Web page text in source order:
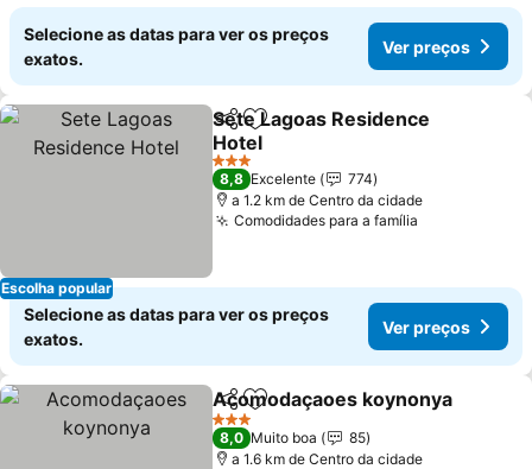
Selecione as datas para ver os preços
exatos.
Ver preços
Escolha popular
PartilharAdicionar aos favoritos
Sete Lagoas Residence
Hotel
3 Estrelas
8,8 Excelente
774
a 1.2 km de Centro da cidade
Comodidades para a família
Selecione as datas para ver os preços
exatos.
Ver preços
PartilharAdicionar aos favoritos
Acomodaçaoes koynonya
3 Estrelas
8,0 Muito boa
85
a 1.6 km de Centro da cidade